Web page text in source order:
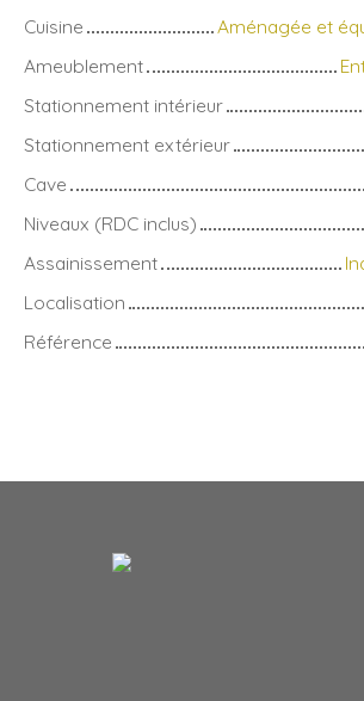
Cuisine
Aménagée et
Ameublement
Stationnement intérieur
Stationnement extérieur
Cave
Niveaux (RDC inclus)
Assainissement
Localisation
Référence